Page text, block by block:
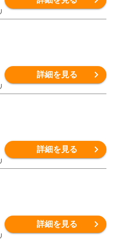
詳細を見る
詳細を見る
詳細を見る